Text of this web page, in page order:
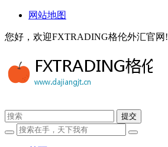
网站地图
您好，欢迎FXTRADING格伦外汇官网!